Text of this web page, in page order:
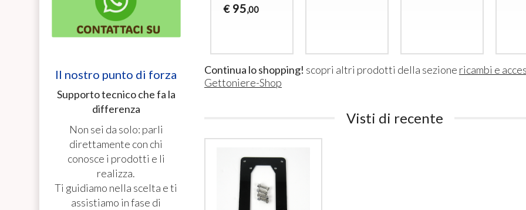
€
€ 95,00
Continua lo shopping! scopri altri prodotti della sezione ricambi e
Gettoniere-Shop
Visti di recente
Il nostro punto di forza
Supporto tecnico che fa la
differenza
Non sei da solo: parli
direttamente con chi
conosce i prodotti e li
realizza.
Ti guidiamo nella scelta e ti
assistiamo in fase di
Lettore RFID per Carte e
Braccialetti per 1 Doccia
Doccia con Uscita 12
Vcc
4 docce
Carte/